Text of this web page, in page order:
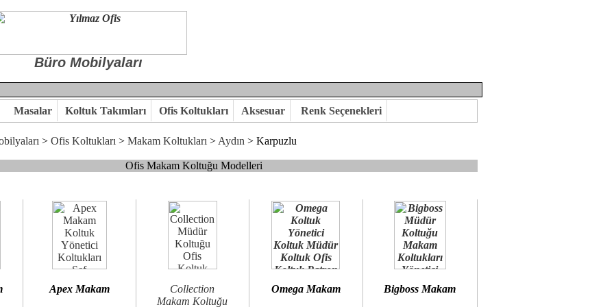
Büro Mobilyaları
kaliteye önem veriyorsanız,makam koltuk modellerimizi incelemenizi öneririz.
goldsit ve modern makam koltukları hayal ettiğiniz özgün ofis ortamına kavuşabilirsiniz.
birlikte karar verelim.
Büro Mobilya
Masalar Koltuk Takımları Ofis Koltukları Aksesuar Renk Seçenekleri
> Ofis Koltukları > Makam Koltukları > Aydın > Karpuzlu
Ofis Makam Koltuğu Modelleri
Apex Makam
Collection
Makam Koltuğu
Omega Makam Bigboss Makam